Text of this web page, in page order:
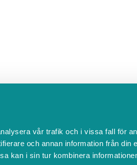
vår trafik och i vissa fall för
och annan information från din
kan i sin tur kombinera